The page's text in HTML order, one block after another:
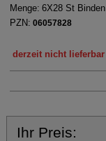
Menge: 6X28 St Binden
PZN: 06057828
derzeit nicht lieferbar
Ihr Preis: